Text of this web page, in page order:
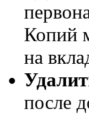
Копий
на
после